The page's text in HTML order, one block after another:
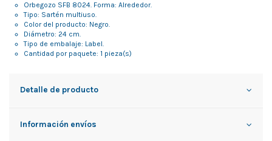
Orbegozo SFB 8024. Forma: Alrededor.
Tipo: Sartén multiuso.
Color del producto: Negro.
Diámetro: 24 cm.
Tipo de embalaje: Label.
Cantidad por paquete: 1 pieza(s)
Detalle de producto
Información envíos